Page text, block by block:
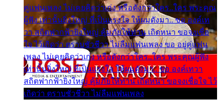
คู่แฟนเพลง ไม่เคยคิดว่าเก่ง หรือดังกว่าใคร..ใคร พระคุณ
ผู้ฟัง เท่านั้นยิ่งใหญ่ ที่เป็นแรงใจ ให้ผมดังมา.. ขอ องค์เท
วา สถิตฟากฟ้ายิ่งใหญ่ คุ้มภัยให้ท่าน เถิดหนา ขอจงเชื่อ
ใจ ไว้เถิดว่า ตราบชั่วชีวา ไม่ลืมแฟนเพลง ขอ อยู่คู่แฟน
เพลง ไม่เคยคิดว่าเก่ง หรือดังกว่าใคร..ใคร พระคุณผู้ฟัง
เท่านั้นยิ่งใหญ่ ที่เป็นแรงใจ ให้ผมดังมา.. ขอ องค์เทวา
สถิตฟากฟ้ายิ่งใหญ่ คุ้มภัยให้ท่าน เถิดหนา ขอจงเชื่อใจ ไว้
เถิดว่า ตราบชั่วชีวา ไม่ลืมแฟนเพลง